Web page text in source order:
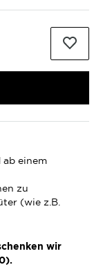
einem
zu
(wie z.B.
wir